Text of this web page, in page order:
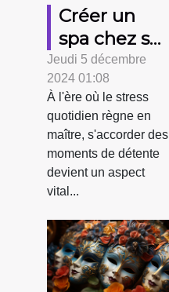
Créer un
spa chez soi
: astuces
pour une
relaxation
quotidienne
Jeudi 5 décembre
2024 01:08
À l'ère où le stress
quotidien règne en
maître, s'accorder des
moments de détente
devient un aspect
vital...